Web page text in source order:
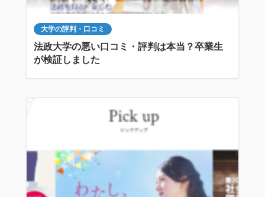
大学の評判・口コミ
法政大学の悪い口コミ・評判は本当？卒業生
が検証しました